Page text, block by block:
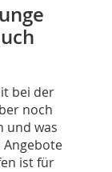
bei der
noch
und was
Angebote
ist für